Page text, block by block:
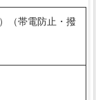
（帯電防止・撥